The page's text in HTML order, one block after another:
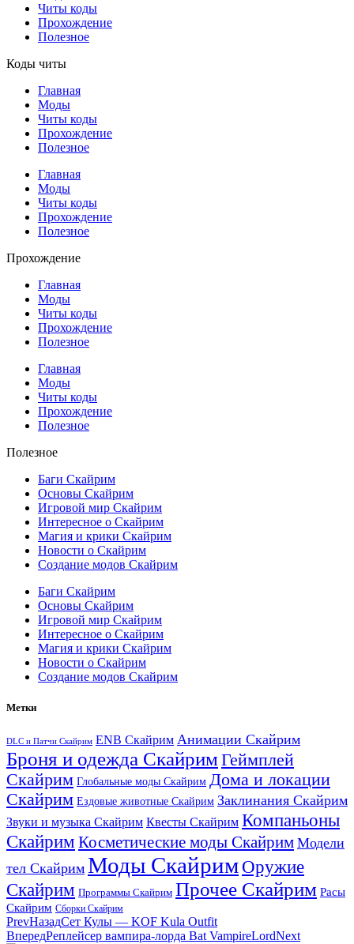
Читы коды
Прохождение
Полезное
Коды читы
Главная
Моды
Читы коды
Прохождение
Полезное
Главная
Моды
Читы коды
Прохождение
Полезное
Прохождение
Главная
Моды
Читы коды
Прохождение
Полезное
Главная
Моды
Читы коды
Прохождение
Полезное
Полезное
Баги Скайрим
Основы Скайрим
Игровой мир Скайрим
Интересное о Скайрим
Магия и крики Скайрим
Новости о Скайрим
Создание модов Скайрим
Баги Скайрим
Основы Скайрим
Игровой мир Скайрим
Интересное о Скайрим
Магия и крики Скайрим
Новости о Скайрим
Создание модов Скайрим
Метки
DLC и Патчи Скайрим ENB Скайрим Анимации Скайрим
Броня и одежда СкайримГеймплей
Скайрим Глобальные моды Скайрим Дома и локации
Скайрим Ездовые животные Скайрим Заклинания Скайрим
Звуки и музыка Скайрим Квесты Скайрим Компаньоны
Скайрим Косметические моды Скайрим Модели
тел Скайрим Моды Скайрим Оружие
Скайрим Программы Скайрим Прочее Скайрим Расы
Скайрим Сборки Скайрим
PrevНазадСет Кулы — KOF Kula Outfit
ВпередРеплейсер вампира-лорда Bat VampireLordNext